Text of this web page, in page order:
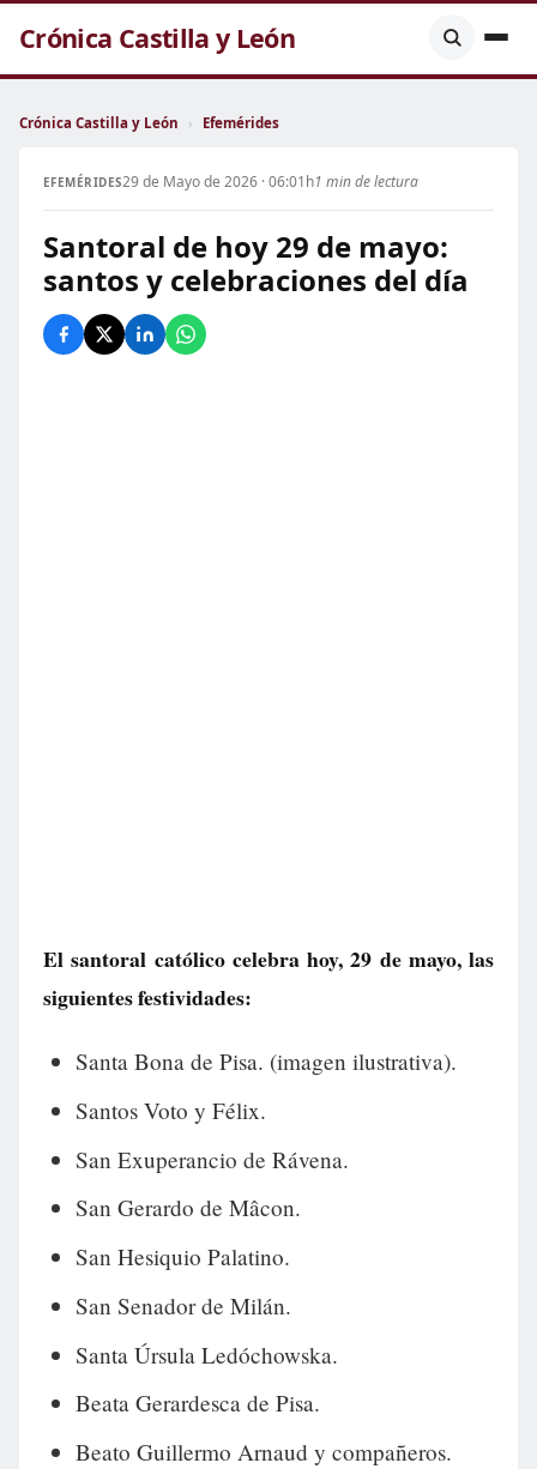
Crónica Castilla y León
Crónica Castilla y León › Efemérides
EFEMÉRIDES29 de Mayo de 2026 · 06:01h1 min de lectura
Santoral de hoy 29 de mayo:
santos y celebraciones del día
El santoral católico celebra hoy, 29 de mayo, las
siguientes festividades:
Santa Bona de Pisa. (imagen ilustrativa).
Santos Voto y Félix.
San Exuperancio de Rávena.
San Gerardo de Mâcon.
San Hesiquio Palatino.
San Senador de Milán.
Santa Úrsula Ledóchowska.
Beata Gerardesca de Pisa.
Beato Guillermo Arnaud y compañeros.